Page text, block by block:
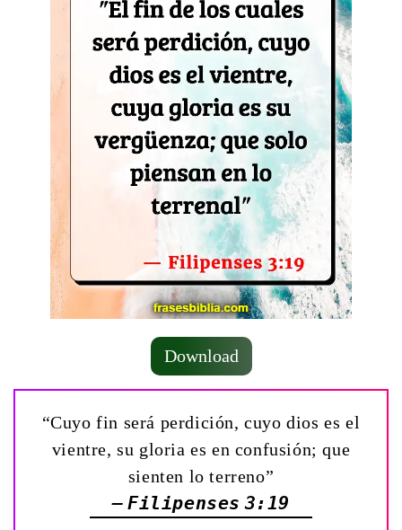
Download
“Cuyo fin será perdición, cuyo dios es el
vientre, su gloria es en confusión; que
sienten lo terreno”
— Filipenses 3:19